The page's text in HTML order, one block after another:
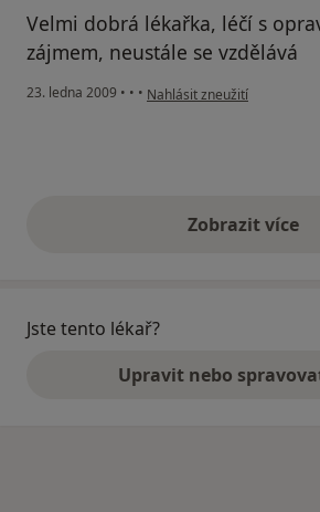
Velmi dobrá lékařka, léčí s
zájmem, neustále se vzdělává
23. ledna 2009 • • • podle názoru uživatele PP
Nahlásit zneužití
Zobrazit více
výše
Jste tento lékař?
Upravit nebo